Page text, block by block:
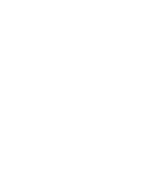
nos propositions
Vous pouvez vous désinscrire